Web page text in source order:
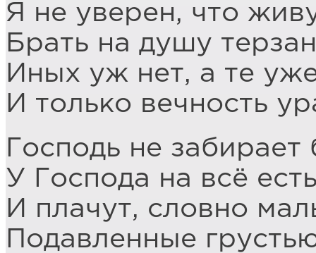
Я не уверен, что
Брать на душу
Иных уж нет, а те
И только вечность
Господь не
У Господа на всё
И плачут, словно
Подавленные